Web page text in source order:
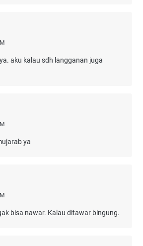
aku kalau sdh langganan juga
ya
bisa nawar. Kalau ditawar bingung.